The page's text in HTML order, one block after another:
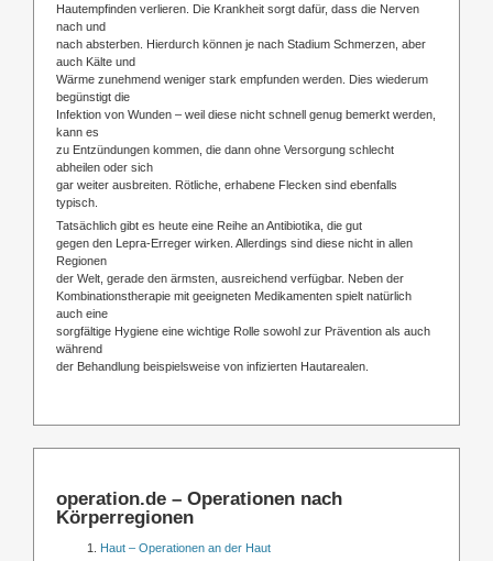
Hautempfinden verlieren. Die Krankheit sorgt dafür, dass die Nerven
nach und
nach absterben. Hierdurch können je nach Stadium Schmerzen, aber
auch Kälte und
Wärme zunehmend weniger stark empfunden werden. Dies wiederum
begünstigt die
Infektion von Wunden – weil diese nicht schnell genug bemerkt werden,
kann es
zu Entzündungen kommen, die dann ohne Versorgung schlecht
abheilen oder sich
gar weiter ausbreiten. Rötliche, erhabene Flecken sind ebenfalls
typisch.
Tatsächlich gibt es heute eine Reihe an Antibiotika, die gut
gegen den Lepra-Erreger wirken. Allerdings sind diese nicht in allen
Regionen
der Welt, gerade den ärmsten, ausreichend verfügbar. Neben der
Kombinationstherapie mit geeigneten Medikamenten spielt natürlich
auch eine
sorgfältige Hygiene eine wichtige Rolle sowohl zur Prävention als auch
während
der Behandlung beispielsweise von infizierten Hautarealen.
operation.de – Operationen nach
Körperregionen
Haut – Operationen an der Haut